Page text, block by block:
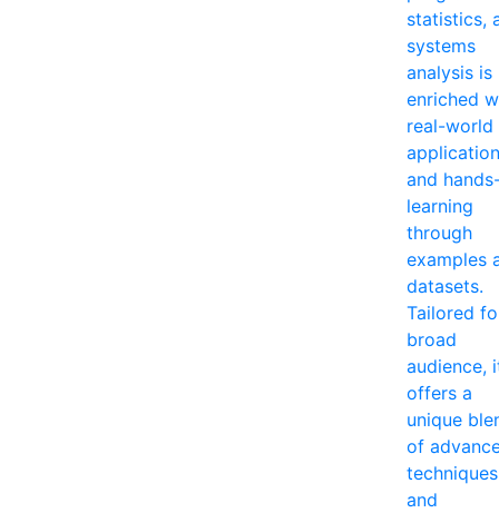
statistics,
systems
analysis is
enriched
real-world
and
learning
through
examples
datasets.
Tailored
broad
audience,
offers a
unique
of
techniques
and